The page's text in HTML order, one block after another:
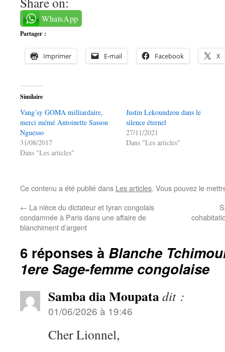
WhatsApp
Partager :
Imprimer E-mail Facebook X
Similaire
Vang’sy GOMA milliardaire,
merci mémé Antoinette Sassou
Nguesso
31/08/2017
Dans "Les articles"
Justin Lekoundzou dans le
silence éternel
27/11/2021
Dans "Les articles"
Ce contenu a été publié dans Les articles. Vous pouvez le
← La nièce du dictateur et tyran congolais
condamnée à Paris dans une affaire de
blanchiment d’argent
6 réponses à Blanche
1ere Sage-femme congolaise
Samba dia Moupatadit :
01/06/2026 à 19:46
Cher Lionnel,